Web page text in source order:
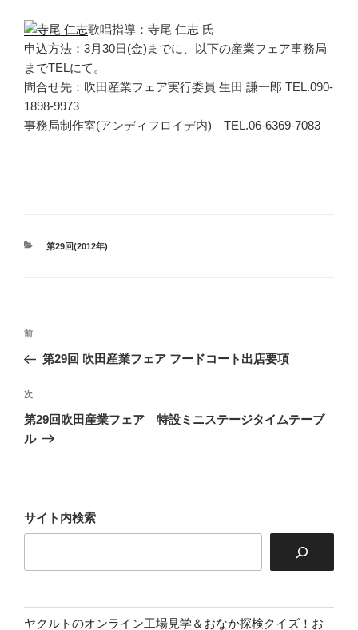
歌唱指導：寺尾 仁志 氏
申込方法：3月30日(金)までに、以下の産業フェア事務局
までTELにて。
問合せ先：吹田産業フェア実行委員 生田 謙一郎 TEL.090-
1898-9973
事務局制作室(アンディフロイデ内) TEL.06-6369-7083
カ
第29回(2012年)
投
ナ
ビ
ゲ
ー
前
の
稿
前
第29回 吹田産業フェア フードコート出店要項
次
の
投
次
第29回吹田産業フェア 特設ミニステージタイムテーブ
ル
サイト内検索
ヤクルトのオンライン工場見学＆おなか探検クイズ！お